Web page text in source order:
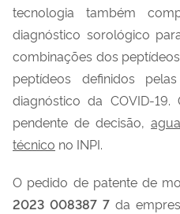
tecnologia também
diagnóstico sorológico
combinações dos
peptídeos definidos
diagnóstico da COVID-
pendente de decisão,
técnico no INPI.
O pedido de patente de
2023 008387 7 da